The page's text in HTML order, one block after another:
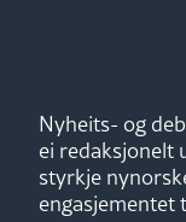
Nyheits- og
ei redaksjonelt
styrkje
engasjementet